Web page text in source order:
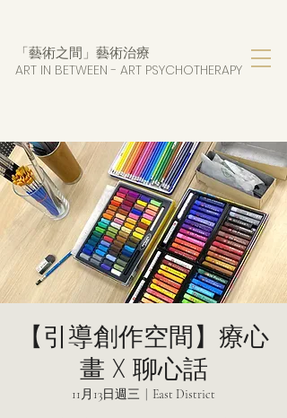
「藝術之間」藝術治療
ART IN BETWEEN - ART PSYCHOTHERAPY
【引導創作空間】療心
畫 X 聊心話
11月13日週三 East District